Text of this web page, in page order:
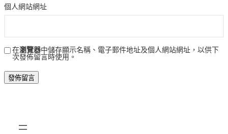
個人網站網址
在瀏覽器中儲存顯示名稱、電子郵件地址及個人網站網址，以供下
次發佈留言時使用。